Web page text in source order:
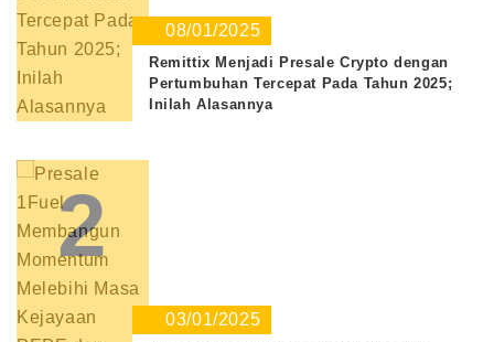
08/01/2025
Remittix Menjadi Presale Crypto dengan
Pertumbuhan Tercepat Pada Tahun 2025;
Inilah Alasannya
2
03/01/2025